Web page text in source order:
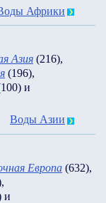
Африки
Азия (216),
(196),
и
Воды Азии
Европа (632),
,
и